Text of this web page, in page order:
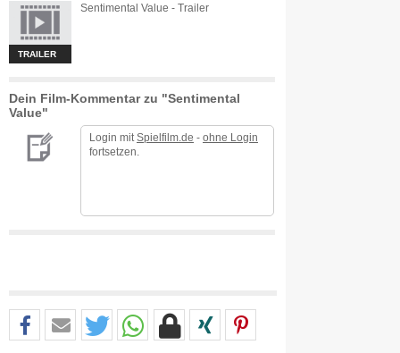
TRAILER
Sentimental Value - Trailer
Dein Film-Kommentar zu "Sentimental
Value"
Login mit Spielfilm.de - ohne Login
fortsetzen.